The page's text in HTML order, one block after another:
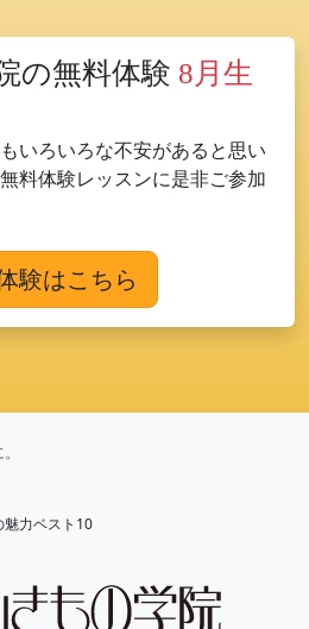
の無料体験 8月生
いろいろな不安があると思い
料体験レッスンに是非ご参加
験はこちら
魅力ベスト10